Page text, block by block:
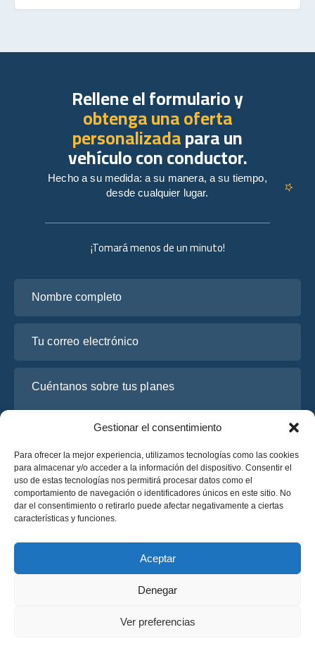
Gestionar el consentimiento
Para ofrecer la mejor experiencia, utilizamos tecnologías como las cookies
para almacenar y/o acceder a la información del dispositivo. Consentir el
uso de estas tecnologías nos permitirá procesar datos como el
comportamiento de navegación o identificadores únicos en este sitio. No
dar el consentimiento o retirarlo puede afectar negativamente a ciertas
características y funciones.
Aceptar
Denegar
Ver preferencias
¡Tomará menos de un minuto!
He leído y acepto la
Solicite un presupuesto
Solicite un presupuesto
Rellene el formulario y
obtenga una oferta
personalizadapara un
vehículo con conductor.
Hecho a su medida: a su manera, a su tiempo,
desde cualquier lugar.